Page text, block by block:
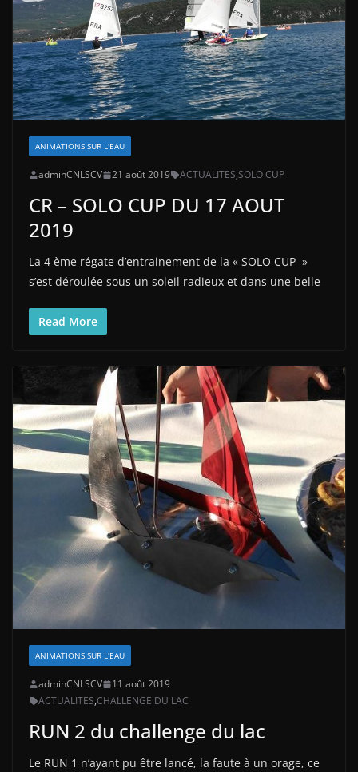
ANIMATIONS SUR L'EAU
adminCNLSCV 21 août 2019 ACTUALITES,SOLO CUP
CR – SOLO CUP DU 17 AOUT
2019
La 4 ème régate d’entrainement de la « SOLO CUP »
s’est déroulée sous un soleil radieux et dans une belle
Read More
ANIMATIONS SUR L'EAU
adminCNLSCV
11 août 2019
ACTUALITES,CHALLENGE DU LAC
RUN 2 du challenge du lac
Le RUN 1 n’ayant pu être lancé, la faute à un orage, ce